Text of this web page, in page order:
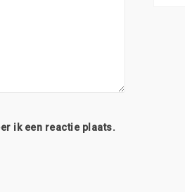
ik een reactie plaats.